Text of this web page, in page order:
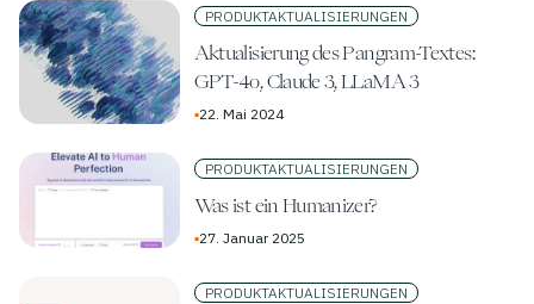
PRODUKTAKTUALISIERUNGEN
Aktualisierung des Pangram-Textes:
GPT-4o, Claude 3, LLaMA 3
▪22. Mai 2024
PRODUKTAKTUALISIERUNGEN
Was ist ein Humanizer?
▪27. Januar 2025
PRODUKTAKTUALISIERUNGEN